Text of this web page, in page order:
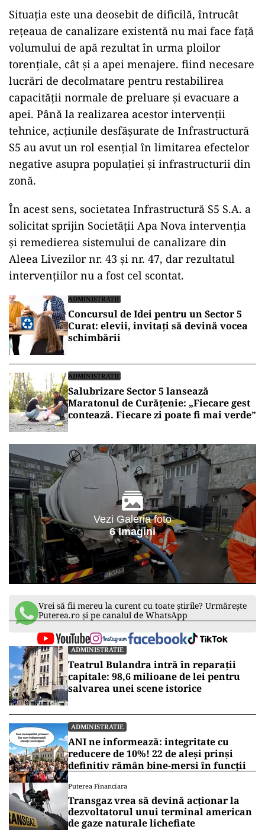
Situația este una deosebit de dificilă, întrucât
rețeaua de canalizare existentă nu mai face față
volumului de apă rezultat în urma ploilor
torențiale, cât și a apei menajere. fiind necesare
lucrări de decolmatare pentru restabilirea
capacității normale de preluare și evacuare a
apei. Până la realizarea acestor intervenții
tehnice, acțiunile desfășurate de Infrastructură
S5 au avut un rol esențial în limitarea efectelor
negative asupra populației și infrastructurii din
zonă.
În acest sens, societatea Infrastructură S5 S.A. a
solicitat sprijin Societății Apa Nova intervenția
și remedierea sistemului de canalizare din
Aleea Livezilor nr. 43 și nr. 47, dar rezultatul
intervențiilor nu a fost cel scontat.
ADMINISTRATIE
Concursul de Idei pentru un Sector 5
Curat: elevii, invitați să devină vocea
schimbării
ADMINISTRATIE
Salubrizare Sector 5 lansează
Maratonul de Curățenie: „Fiecare gest
contează. Fiecare zi poate fi mai verde”
Vezi Galeria foto
6 Imagini
Vrei să fii mereu la curent cu toate știrile? Urmărește
Puterea.ro și pe canalul de WhatsApp
ADMINISTRATIE
Teatrul Bulandra intră în reparații
capitale: 98,6 milioane de lei pentru
salvarea unei scene istorice
ADMINISTRATIE
ANI ne informează: integritate cu
reducere de 10%! 22 de aleși prinși
definitiv rămân bine-mersi în funcții
Puterea Financiara
Transgaz vrea să devină acționar la
dezvoltatorul unui terminal american
de gaze naturale lichefiate